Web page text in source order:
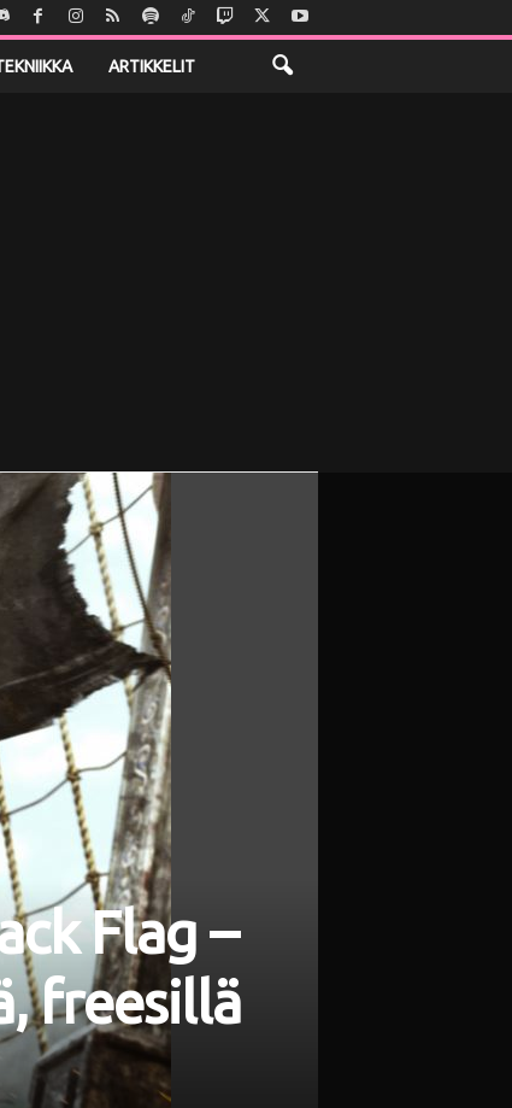
ARTIKKELIT
Flag –
freesillä